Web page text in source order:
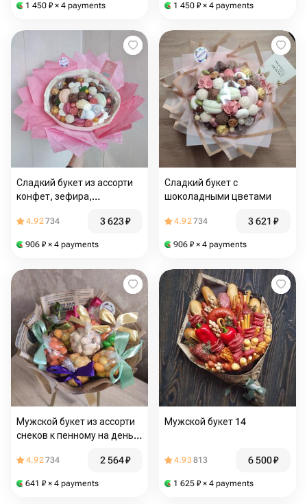
1 450 ₽ × 4 payments 1 450 ₽ × 4 payments
Сладкий букет из ассорти
конфет, зефира,
4.92734 3 623₽
906 ₽ × 4 payments
Сладкий букет с
шоколадными цветами
4.92734 3 621 ₽
906 ₽ × 4 payments
Мужской букет из ассорти
снеков к пенному на день
4.92734 2 564₽
641 ₽ × 4 payments
Мужской букет 14
4.93813 6 500₽
1 625 ₽ × 4 payments